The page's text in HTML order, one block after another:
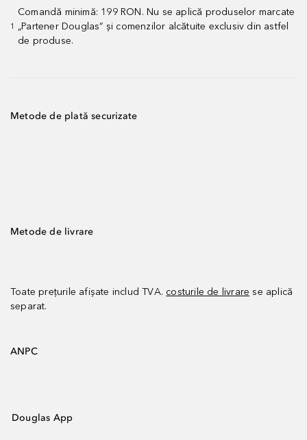
1
Comandă minimă: 199 RON. Nu se aplică produselor marcate
„Partener Douglas” și comenzilor alcătuite exclusiv din astfel
de produse.
Metode de plată securizate
Metode de livrare
Toate prețurile afișate includ TVA. costurile de livrare se aplică
separat.
ANPC
Douglas App